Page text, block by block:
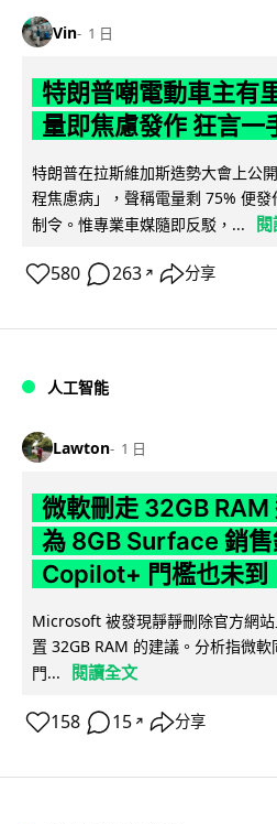
Vin 1 日
特朗普嘲電動車主有
量即焦慮發作 狂言一
特朗普在拉斯維加斯造勢大會上公
程焦慮病」，聲稱電量剩 75% 便
制令。惟專業車媒隨即反駁，...
580 263 ↗ 分享
人工智能
Lawton 1 日
微軟刪走 32GB RAM
為 8GB Surface 銷
Copilot+ 門檻也未到
Microsoft 被發現靜靜刪除官方網
置 32GB RAM 的建議。分析指微
門...
閱讀全文
158 15 ↗ 分享